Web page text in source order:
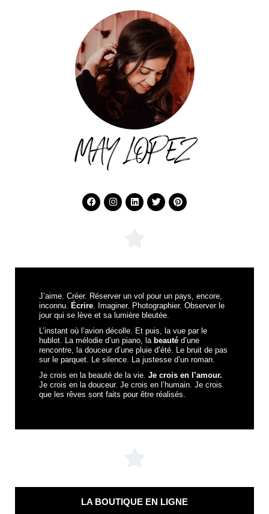
MAY LOPEZ
J’aime. Créer. Réserver un vol pour un pays, encore,
inconnu. Écrire . Imaginer. Photographier. Observer le
jour qui se lève et sa lumière bleutée.
L’instant où l’avion décolle. Et puis, la vue par le
hublot. La mélodie d’un piano, la beauté d’une
rencontre, la douceur d’une pluie d’été. Le bruit de pas
sur le parquet. Le silence. La justesse d’un roman.
Je crois en la beauté de la vie. Je crois en l’amour.
Je crois en la douceur. Je crois en l’humain. Je crois
que les rêves sont faits pour être réalisés.
LA BOUTIQUE EN LIGNE